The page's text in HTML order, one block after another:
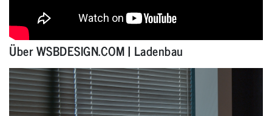
Über WSBDESIGN.COM | Ladenbau